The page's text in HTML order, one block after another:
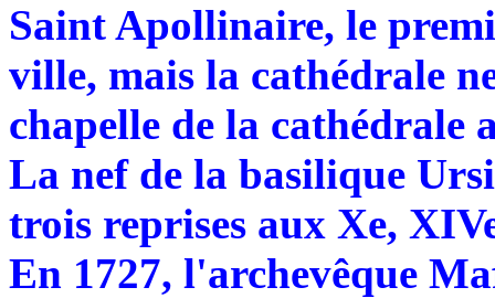
Saint Apollinaire, le
ville, mais la cathédrale
chapelle de la cathédrale
La nef de la basilique
trois reprises aux Xe,
En 1727, l'archevêque